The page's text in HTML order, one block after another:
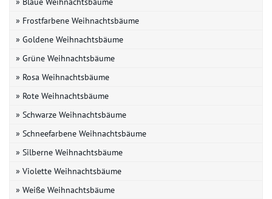
» Frostfarbene Weihnachtsbäume
» Goldene Weihnachtsbäume
» Grüne Weihnachtsbäume
» Rosa Weihnachtsbäume
» Rote Weihnachtsbäume
» Schwarze Weihnachtsbäume
» Schneefarbene Weihnachtsbäume
» Silberne Weihnachtsbäume
» Violette Weihnachtsbäume
» Weiße Weihnachtsbäume